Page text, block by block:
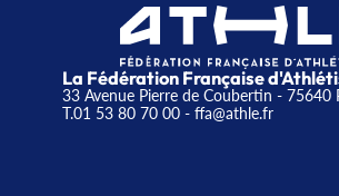
La Fédération Française
33 Avenue Pierre de Coubertin - 75640
T.01 53 80 70 00- ffa@athle.fr